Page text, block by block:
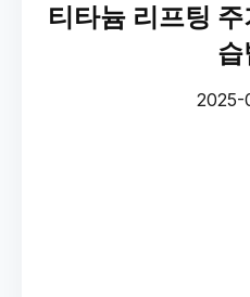
티타늄 리프팅
습
2025-